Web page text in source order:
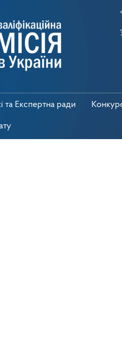
та Експертна ради